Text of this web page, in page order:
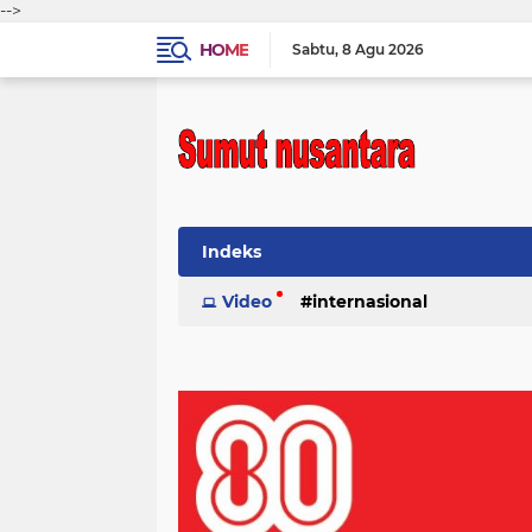
-->
HOME
Sabtu 8 Agu 2026
Indeks
Video internasional